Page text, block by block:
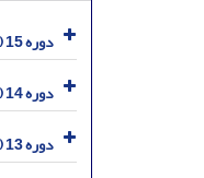
دوره 15 (1405)
دوره 14 (1404)
دوره 13 (1403)